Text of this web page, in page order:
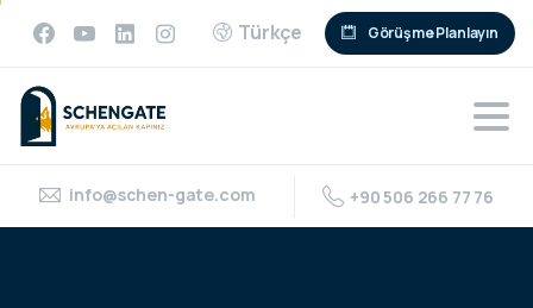
Türkçe Görüşme Planlayın
info@schen-gate.com +90 506 266 77 76